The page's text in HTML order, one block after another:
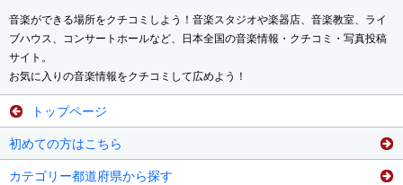
音楽ができる場所をクチコミしよう！音楽スタジオや楽器店、音楽教室、ライ
ブハウス、コンサートホールなど、日本全国の音楽情報・クチコミ・写真投稿
サイト。
お気に入りの音楽情報をクチコミして広めよう！
トップページ
初めての方はこちら
カテゴリー都道府県から探す